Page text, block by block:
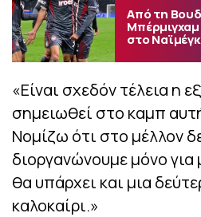
Από τη
στο
«Είναι σχεδόν τέλεια η
σημειωθεί στο καμπ
Νομίζω ότι στο μέλλον
διοργανώνουμε μόνο
θα υπάρχει και μια
καλοκαίρι.»